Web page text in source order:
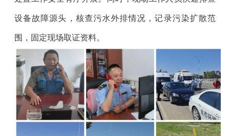
设备故障源头，核查污水外排情况，记录污染扩散范
围，固定现场取证资料。